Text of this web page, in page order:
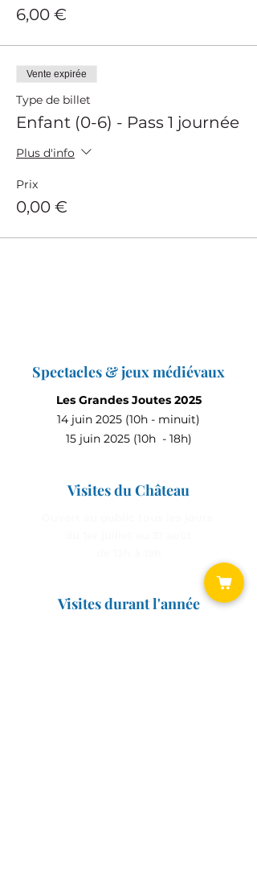
6,00 €
Vente expirée
Type de billet
Enfant (0-6) - Pass 1 journée
Plus d'info
Prix
0,00 €
Spectacles & jeux médiévaux
Les Grandes Joutes 2025
14 juin 2025 (10h - minuit)
15 juin 2025 (10h - 18h)
Visites du Château
Visites durant l'année